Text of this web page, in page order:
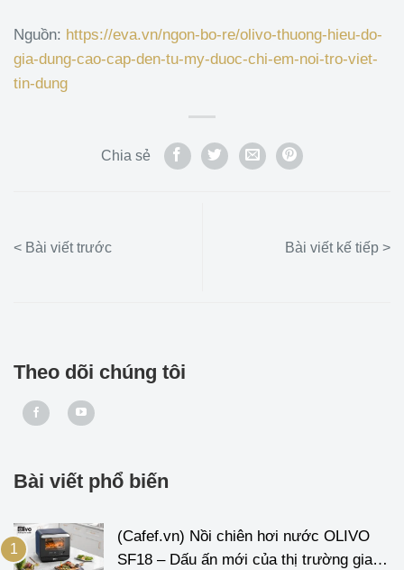
Nguồn: https://eva.vn/ngon-bo-re/olivo-thuong-hieu-do-
gia-dung-cao-cap-den-tu-my-duoc-chi-em-noi-tro-viet-
tin-dung
Chia sẻ
Theo dõi chúng tôi
Bài viết phổ biến
(Cafef.vn) Nồi chiên hơi nước OLIVO
SF18 – Dấu ấn mới của thị trường gia